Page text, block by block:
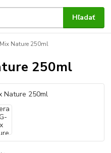
Hľadať
Nature 250ml
250ml